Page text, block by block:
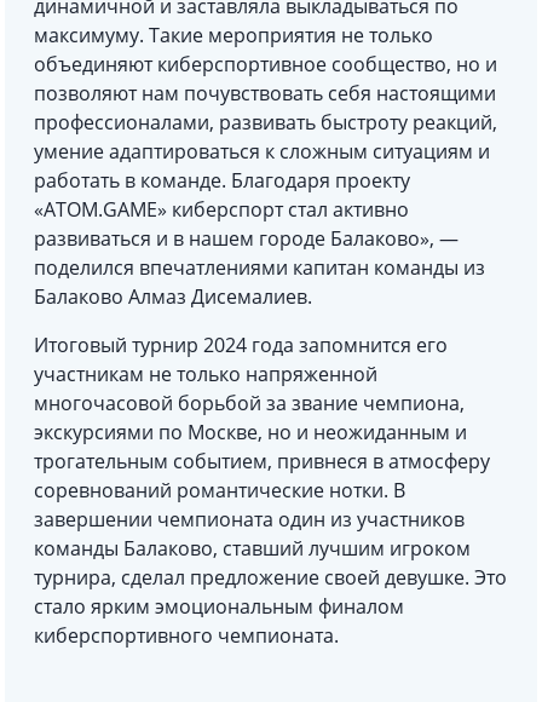
динамичной и заставляла выкладываться по
максимуму. Такие мероприятия не только
объединяют киберспортивное сообщество, но и
позволяют нам почувствовать себя настоящими
профессионалами, развивать быстроту реакций,
умение адаптироваться к сложным ситуациям и
работать в команде. Благодаря проекту
«ATOM.GAME» киберспорт стал активно
развиваться и в нашем городе Балаково», —
поделился впечатлениями капитан команды из
Балаково Алмаз Дисемалиев.
Итоговый турнир 2024 года запомнится его
участникам не только напряженной
многочасовой борьбой за звание чемпиона,
экскурсиями по Москве, но и неожиданным и
трогательным событием, привнеся в атмосферу
соревнований романтические нотки. В
завершении чемпионата один из участников
команды Балаково, ставший лучшим игроком
турнира, сделал предложение своей девушке. Это
стало ярким эмоциональным финалом
киберспортивного чемпионата.